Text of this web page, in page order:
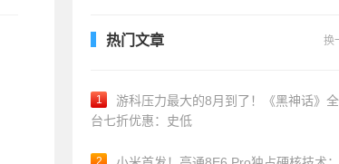
热门文章 换
1
游科压力最大的8月到了！《黑神话》
台七折优惠：史低
2